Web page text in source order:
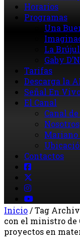
Horarios
Programas
Una
La
Gaby
Tarifas
Descarga la
Señal En
El Canal
Canal
Nosotros
Mariano
Contactos
Inicio/Tag
con el ministro de
proyectos en